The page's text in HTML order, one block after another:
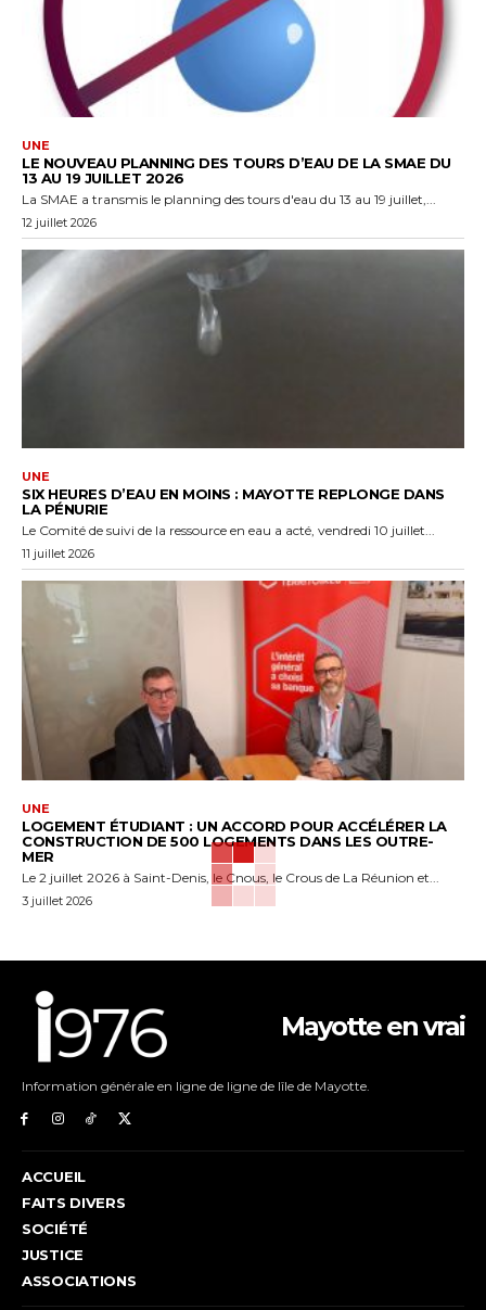
UNE
LE NOUVEAU PLANNING DES TOURS D’EAU DE LA SMAE DU
13 AU 19 JUILLET 2026
La SMAE a transmis le planning des tours d'eau du 13 au 19 juillet,...
12 juillet 2026
UNE
SIX HEURES D’EAU EN MOINS : MAYOTTE REPLONGE DANS
LA PÉNURIE
Le Comité de suivi de la ressource en eau a acté, vendredi 10 juillet...
11 juillet 2026
UNE
LOGEMENT ÉTUDIANT : UN ACCORD POUR ACCÉLÉRER LA
CONSTRUCTION DE 500 LOGEMENTS DANS LES OUTRE-
MER
Le 2 juillet 2026 à Saint-Denis, le Cnous, le Crous de La Réunion et...
3 juillet 2026
Mayotte en vrai
Information générale en ligne de ligne de lîle de Mayotte.
ACCUEIL
FAITS DIVERS
SOCIÉTÉ
JUSTICE
ASSOCIATIONS